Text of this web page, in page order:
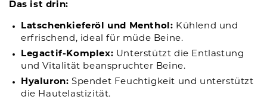
Das ist drin:
Latschenkieferöl und Menthol: Kühlend und
erfrischend, ideal für müde Beine.
Legactif-Komplex: Unterstützt die Entlastung
und Vitalität beanspruchter Beine.
Hyaluron: Spendet Feuchtigkeit und unterstützt
die Hautelastizität.